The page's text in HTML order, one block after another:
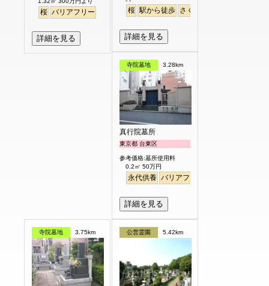
桜 バリアフリー
詳細を見る
桜 駅から徒歩 さくら
詳細を見る
寺院墓地 3.28km
真行院墓所
東京都 台東区
参考価格:墓所使用料
0.2㎡ 50万円
永代供養 バリアフリー
詳細を見る
寺院墓地 3.75km 公営霊園 5.42km